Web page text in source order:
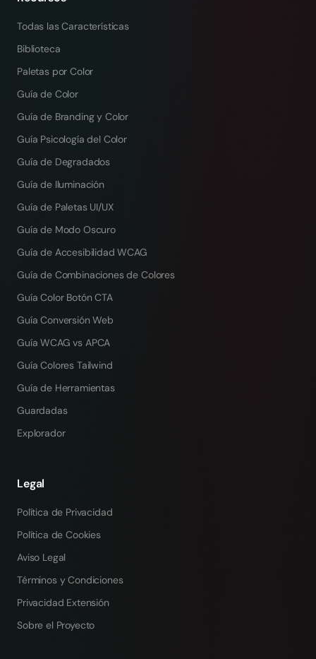
Todas las Características
Biblioteca
Paletas por Color
Guía de Color
Guía de Branding y Color
Guía Psicología del Color
Guía de Degradados
Guía de Iluminación
Guía de Paletas UI/UX
Guía de Modo Oscuro
Guía de Accesibilidad WCAG
Guía de Combinaciones de Colores
Guía Color Botón CTA
Guía Conversión Web
Guía WCAG vs APCA
Guía Colores Tailwind
Guía de Herramientas
Guardadas
Explorador
Legal
Política de Privacidad
Política de Cookies
Aviso Legal
Términos y Condiciones
Privacidad Extensión
Sobre el Proyecto